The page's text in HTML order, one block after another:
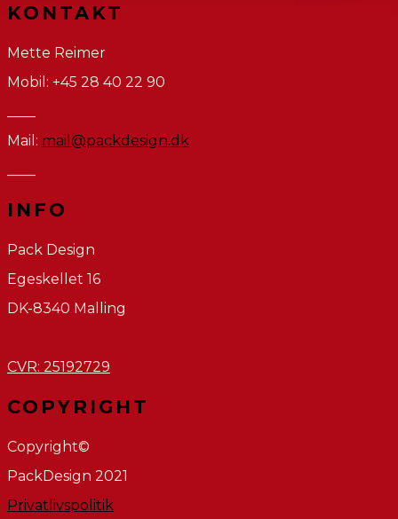
KONTAKT
Mette Reimer
Mobil: +45 28 40 22 90
Mail: mail@packdesign.dk
INFO
Pack Design
Egeskellet 16
DK-8340 Malling
CVR: 25192729
COPYRIGHT
Copyright©
PackDesign 2021
Privatlivspolitik